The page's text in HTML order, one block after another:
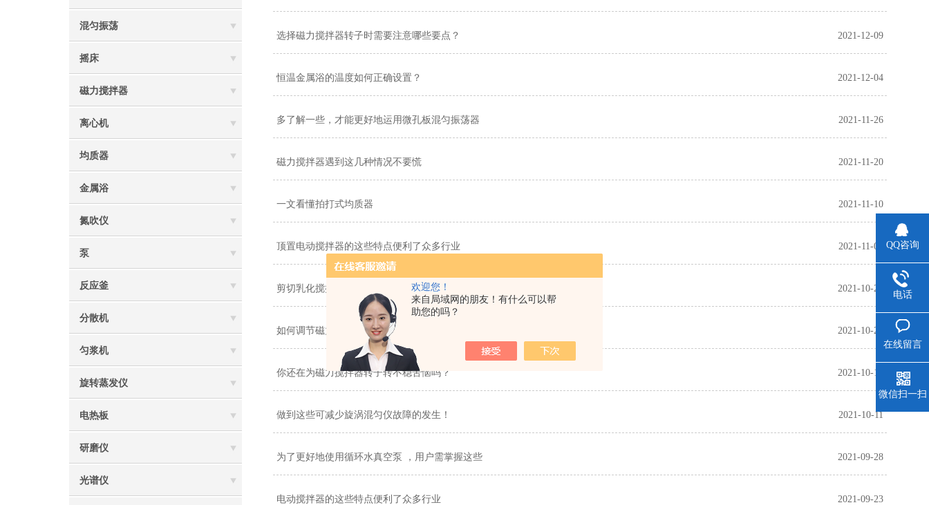
欢迎您！
来自局域网的朋友！有什么可以帮
助您的吗？
混匀振荡
摇床
磁力搅拌器
离心机
均质器
金属浴
氮吹仪
泵
反应釜
分散机
匀浆机
旋转蒸发仪
电热板
研磨仪
光谱仪
选择磁力搅拌器转子时需要注意哪些要点？ 2021-12-09
恒温金属浴的温度如何正确设置？ 2021-12-04
多了解一些，才能更好地运用微孔板混匀振荡器 2021-11-26
磁力搅拌器遇到这几种情况不要慌 2021-11-20
一文看懂拍打式均质器 2021-11-10
顶置电动搅拌器的这些特点便利了众多行业 2021-11-03
剪切乳化搅拌机主要由哪些结构组成？ 2021-10-26
如何调节磁力搅拌器的温度才能保证其良好工作状态？ 2021-10-23
你还在为磁力搅拌器转子转不稳苦恼吗？ 2021-10-14
做到这些可减少旋涡混匀仪故障的发生！ 2021-10-11
为了更好地使用循环水真空泵 ，用户需掌握这些 2021-09-28
电动搅拌器的这些特点便利了众多行业 2021-09-23
QQ咨询
电话
在线留言
微信扫一扫